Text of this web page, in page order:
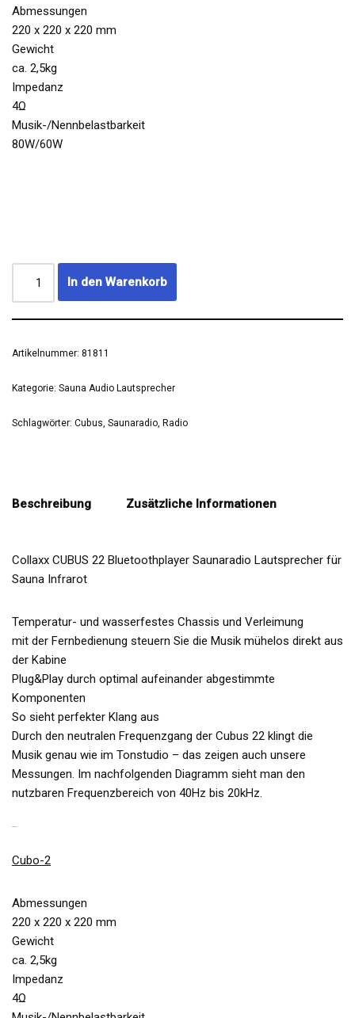
Abmessungen
220 x 220 x 220 mm
Gewicht
ca. 2,5kg
Impedanz
4Ω
Musik-/Nennbelastbarkeit
80W/60W
In den Warenkorb
Artikelnummer: 81811
Kategorie: Sauna Audio Lautsprecher
Schlagwörter: Cubus, Saunaradio, Radio
Beschreibung Zusätzliche Informationen
Collaxx CUBUS 22 Bluetoothplayer Saunaradio Lautsprecher für
Sauna Infrarot
Temperatur- und wasserfestes Chassis und Verleimung
mit der Fernbedienung steuern Sie die Musik mühelos direkt aus
der Kabine
Plug&Play durch optimal aufeinander abgestimmte
Komponenten
So sieht perfekter Klang aus
Durch den neutralen Frequenzgang der Cubus 22 klingt die
Musik genau wie im Tonstudio – das zeigen auch unsere
Messungen. Im nachfolgenden Diagramm sieht man den
nutzbaren Frequenzbereich von 40Hz bis 20kHz.
Cubo-2
Abmessungen
220 x 220 x 220 mm
Gewicht
ca. 2,5kg
Impedanz
4Ω